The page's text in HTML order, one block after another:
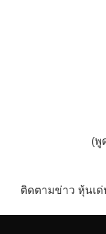
(พู
ติดตามข่าว หุ้นเด่